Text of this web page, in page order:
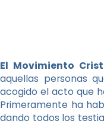
El Movimiento
aquellas personas
acogido el acto que
Primeramente ha
dando todos los